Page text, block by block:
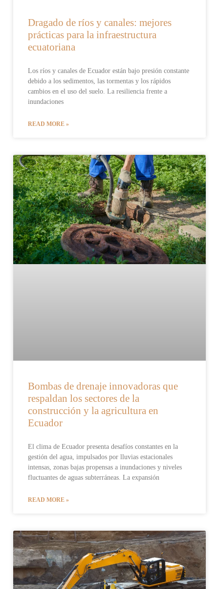
Dragado de ríos y canales: mejores
prácticas para la infraestructura
ecuatoriana
Los ríos y canales de Ecuador están bajo presión constante
debido a los sedimentos, las tormentas y los rápidos
cambios en el uso del suelo. La resiliencia frente a
inundaciones
READ MORE »
Bombas de drenaje innovadoras que
respaldan los sectores de la
construcción y la agricultura en
Ecuador
El clima de Ecuador presenta desafíos constantes en la
gestión del agua, impulsados por lluvias estacionales
intensas, zonas bajas propensas a inundaciones y niveles
fluctuantes de aguas subterráneas. La expansión
READ MORE »